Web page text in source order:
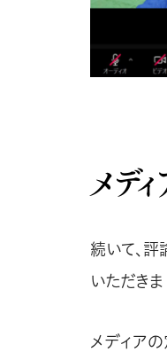
メデ
続いて、
いただきま
メディア